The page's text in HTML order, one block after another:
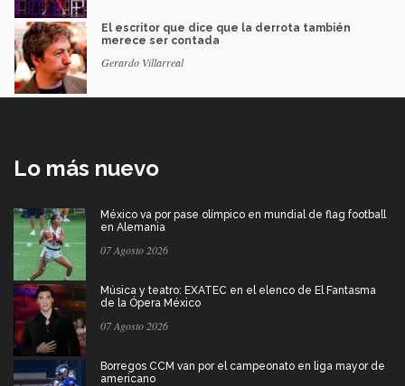
El escritor que dice que la derrota también
merece ser contada
Gerardo Villarreal
Lo más nuevo
México va por pase olímpico en mundial de flag football
en Alemania
07 Agosto 2026
Música y teatro: EXATEC en el elenco de El Fantasma
de la Ópera México
07 Agosto 2026
Borregos CCM van por el campeonato en liga mayor de
americano